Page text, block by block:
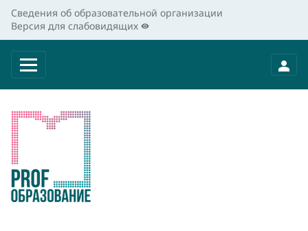
Сведения об образовательной организации
Версия для слабовидящих